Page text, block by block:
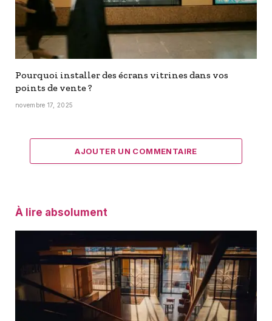
Pourquoi installer des écrans vitrines dans vos
points de vente ?
novembre 17, 2025
AJOUTER UN COMMENTAIRE
À lire absolument